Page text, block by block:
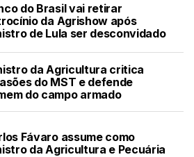
do Brasil vai retirar
da Agrishow após
de Lula ser desconvidado
da Agricultura critica
do MST e defende
do campo armado
Fávaro assume como
da Agricultura e Pecuária